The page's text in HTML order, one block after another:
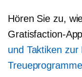
Hören Sie zu,
Gratisfaction-
und Taktiken zur